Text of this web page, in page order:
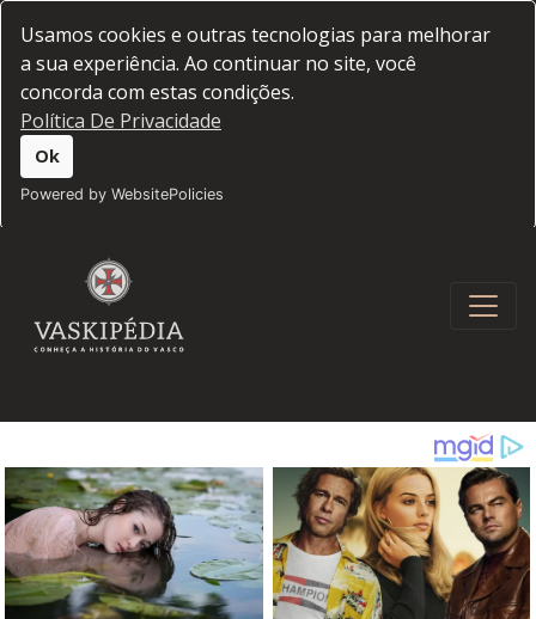
Usamos cookies e outras tecnologias para melhorar
a sua experiência. Ao continuar no site, você
concorda com estas condições.
Política De Privacidade
Ok
Powered by WebsitePolicies